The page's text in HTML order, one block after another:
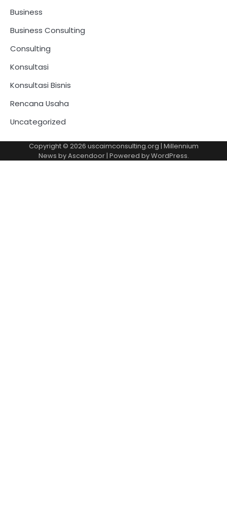
Business
Business Consulting
Consulting
Konsultasi
Konsultasi Bisnis
Rencana Usaha
Uncategorized
Copyright © 2026 uscaimconsulting.org | Millennium
News byAscendoor| Powered byWordPress.